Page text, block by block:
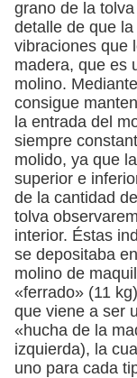
grano de la
detalle de que
vibraciones que
madera, que es
molino.
consigue
la entrada del
siempre
molido, ya que
superior e
de la cantidad
tolva
interior. Éstas
se depositaba
molino de
«ferrado» (11
que viene a ser
«hucha de la
izquierda), la
uno para cada